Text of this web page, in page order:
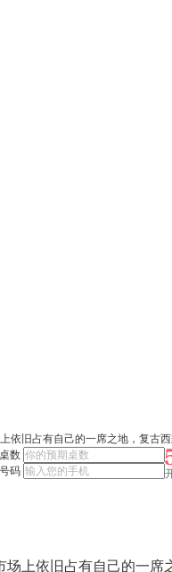
占有自己的一席之地，复古西
数
码
依旧占有自己的一席